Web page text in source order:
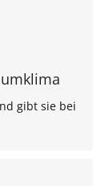
gibt sie bei